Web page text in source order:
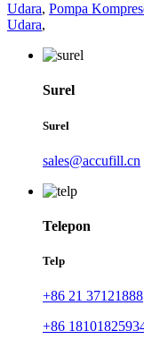
Udara, Pompa
Udara,
Surel
Surel
sales@accufill.cn
Telepon
Telp
+86 21 37121888
+86